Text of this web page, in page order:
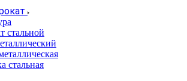
стальной
стальная